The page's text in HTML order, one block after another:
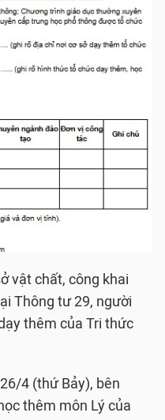
vật chất, công khai
Thông tư 29, người
thêm của Tri thức
4 (thứ Bảy), bên
thêm môn Lý của